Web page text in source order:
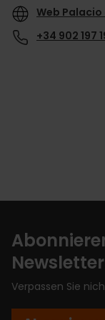
Web
+34 902 197
Verpassen Sie